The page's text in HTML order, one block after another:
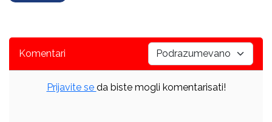
Komentari
Prijavite se da biste mogli komentarisati!